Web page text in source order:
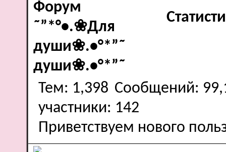
души❀.•°*”˜
Тем
1,398 Сообщений
участники
142
Приветствуем нового